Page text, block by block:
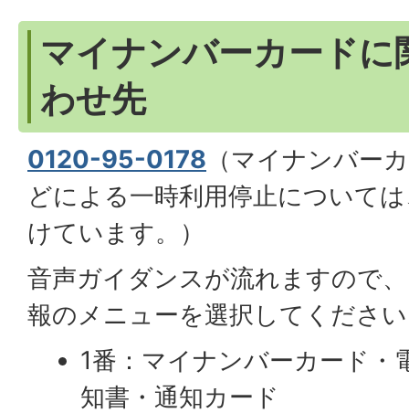
マイナンバーカードに
わせ先
0120-95-0178 （マイナンバー
どによる一時利用停止について
けています。）
音声ガイダンスが流れますので
報のメニューを選択してくださ
1番：マイナンバーカード・
知書・通知カード